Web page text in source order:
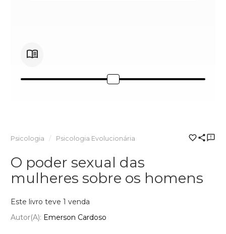
Psicologia Psicologia Evolucionária
O poder sexual das
mulheres sobre os homens
Este livro teve 1 venda
Autor(a): Emerson Cardoso